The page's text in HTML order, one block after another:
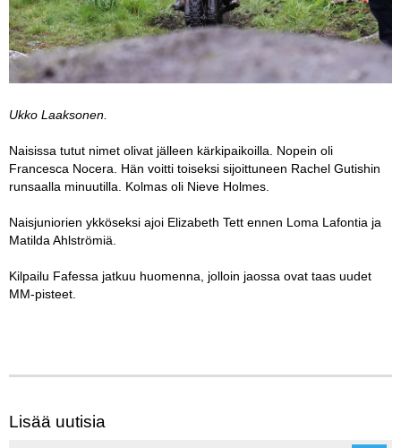
Ukko Laaksonen.
Naisissa tutut nimet olivat jälleen kärkipaikoilla. Nopein oli
Francesca Nocera. Hän voitti toiseksi sijoittuneen Rachel Gutishin
runsaalla minuutilla. Kolmas oli Nieve Holmes.
Naisjuniorien ykköseksi ajoi Elizabeth Tett ennen Loma Lafontia ja
Matilda Ahlströmiä.
Kilpailu Fafessa jatkuu huomenna, jolloin jaossa ovat taas uudet
MM-pisteet.
Lisää uutisia